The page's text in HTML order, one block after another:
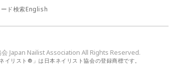
ド検索English
Japan Nailist Association All Rights Reserved.
ネイリスト®」は日本ネイリスト協会の登録商標です。